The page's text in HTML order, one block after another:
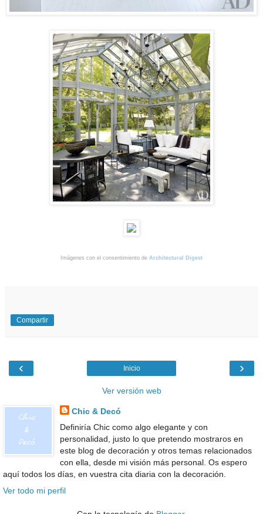
Imágenes con el consentimiento de Architectural Digest
Compartir
‹ ›
Inicio
Ver versión web
Chic & Decó
Definiría Chic como algo elegante y con
personalidad, justo lo que pretendo mostraros en
este blog de decoración y otros temas relacionados
con ella, desde mi visión más personal. Os espero
aquí todos los días, en vuestra cita diaria con la decoración.
Ver todo mi perfil